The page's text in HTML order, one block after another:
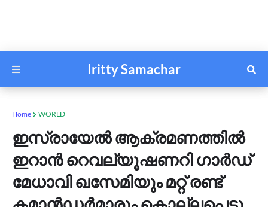
Iritty Samachar
Home WORLD
ഇസ്രായേൽ ആക്രമണത്തിൽ
ഇറാൻ റെവല്യൂഷണറി ഗാർഡ്
മേധാവി ഖസേമിയും മറ്റ് രണ്ട്